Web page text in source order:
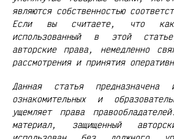
являются собственностью
Если вы считаете, что
использованный в этой
авторские права, немедленно
рассмотрения и принятия
Данная статья предназначена
ознакомительных и
ущемляет права
материал, защищенный